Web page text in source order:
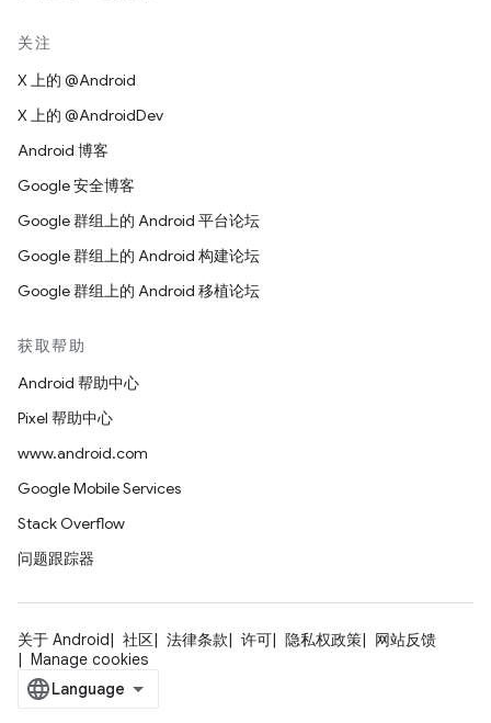
关注
X 上的 @Android
X 上的 @AndroidDev
Android 博客
Google 安全博客
Google 群组上的 Android 平台论坛
Google 群组上的 Android 构建论坛
Google 群组上的 Android 移植论坛
获取帮助
Android 帮助中心
Pixel 帮助中心
www.android.com
Google Mobile Services
Stack Overflow
问题跟踪器
关于 Android 社区 法律条款 许可 隐私权政策
网站反馈
Manage cookies